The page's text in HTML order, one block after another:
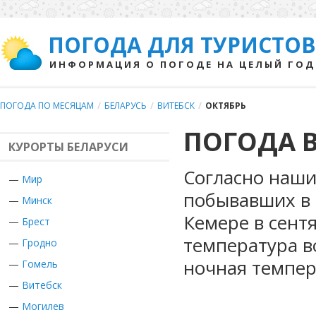
ПОГОДА ДЛЯ ТУРИСТОВ
ИНФОРМАЦИЯ О ПОГОДЕ НА ЦЕЛЫЙ ГОД
ПОГОДА ПО МЕСЯЦАМ / БЕЛАРУСЬ / ВИТЕБСК / ОКТЯБРЬ
КУРОРТЫ БЕЛАРУСИ
— Мир
— Минск
— Брест
— Гродно
— Гомель
— Витебск
— Могилев
ПОГОДА
Согласно
побывавших в
Кемере в
температура
ночная